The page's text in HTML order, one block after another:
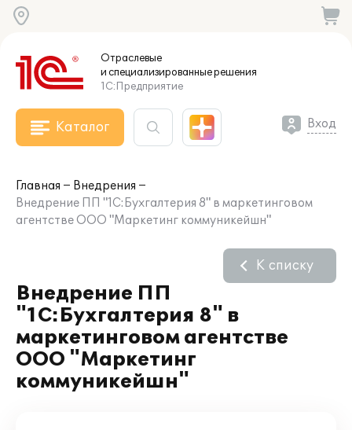
Отраслевые
и специализированныерешения
1С:Предприятие
Каталог Вход
Главная
Внедрения
Внедрение ПП "1С:Бухгалтерия 8" в маркетинговом
агентстве ООО "Маркетинг коммуникейшн"
Внедрение ПП
"1С:Бухгалтерия 8" в
маркетинговом агентстве
ООО "Маркетинг
коммуникейшн"
К списку